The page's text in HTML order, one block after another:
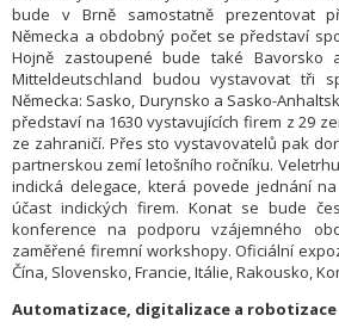
bude v Brně samostatně prezentovat
Německa a obdobný počet se představí
Hojně zastoupené bude také Bavorsko
Mitteldeutschland budou vystavovat tři
Německa: Sasko, Durynsko a Sasko-
představí na 1630 vystavujících firem z 29
ze zahraničí. Přes sto vystavovatelů pak
partnerskou zemí letošního ročníku.
indická delegace, která povede jednání
účast indických firem. Konat se bude
konference na podporu vzájemného
zaměřené firemní workshopy. Oficiální
Čína, Slovensko, Francie, Itálie, Rakousko,
Automatizace, digitalizace a robotizace